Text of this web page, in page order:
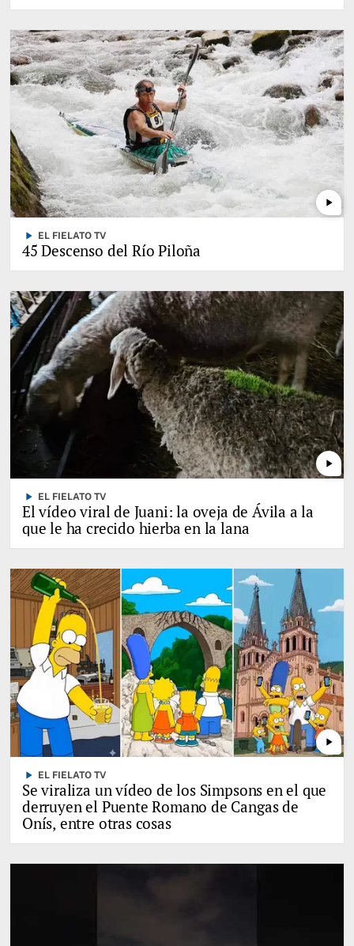
play_arrow
play_arrow EL FIELATO TV
45 Descenso del Río Piloña
play_arrow
play_arrow EL FIELATO TV
El vídeo viral de Juani: la oveja de Ávila a la
que le ha crecido hierba en la lana
play_arrow
play_arrow EL FIELATO TV
Se viraliza un vídeo de los Simpsons en el que
derruyen el Puente Romano de Cangas de
Onís, entre otras cosas